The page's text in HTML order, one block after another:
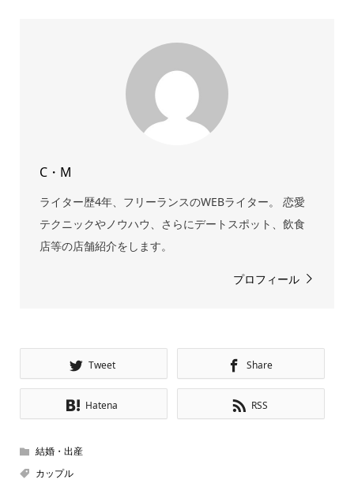
C・M
ライター歴4年、フリーランスのWEBライター。 恋愛
テクニックやノウハウ、さらにデートスポット、飲食
店等の店舗紹介をします。
プロフィール
Tweet Share
Hatena RSS
結婚・出産
カップル